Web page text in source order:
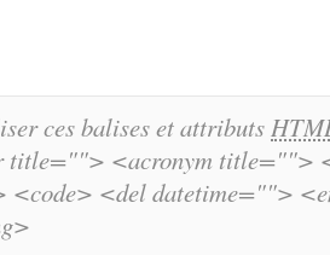
ces balises et attributs
<acronym title="">
<del datetime="">